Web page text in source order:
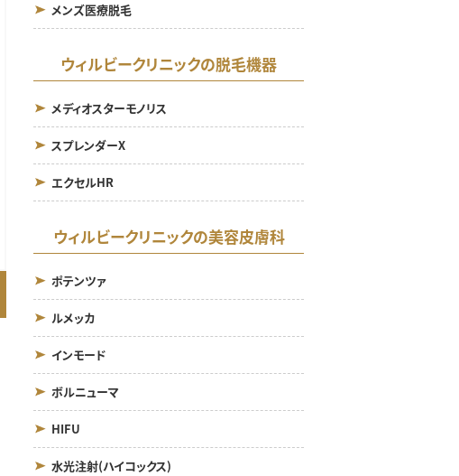
メンズ医療脱毛
ウィルビークリニックの脱毛機器
メディオスターモノリス
スプレンダーX
エクセルHR
ウィルビークリニックの美容皮膚科
ポテンツァ
ルメッカ
インモード
ボルニューマ
HIFU
水光注射(ハイコックス)